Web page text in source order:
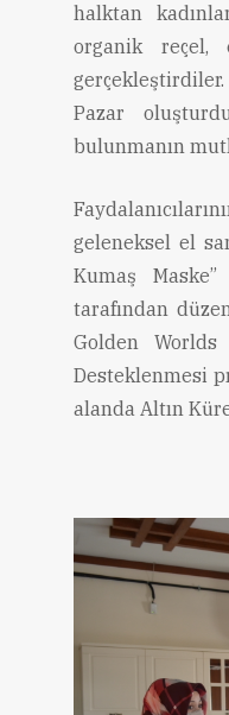
halktan
organik reçel,
Pazar
bulunmanın
geleneksel el
Kumaş
tarafından
Golden Worlds
Desteklenmesi
alanda Altın